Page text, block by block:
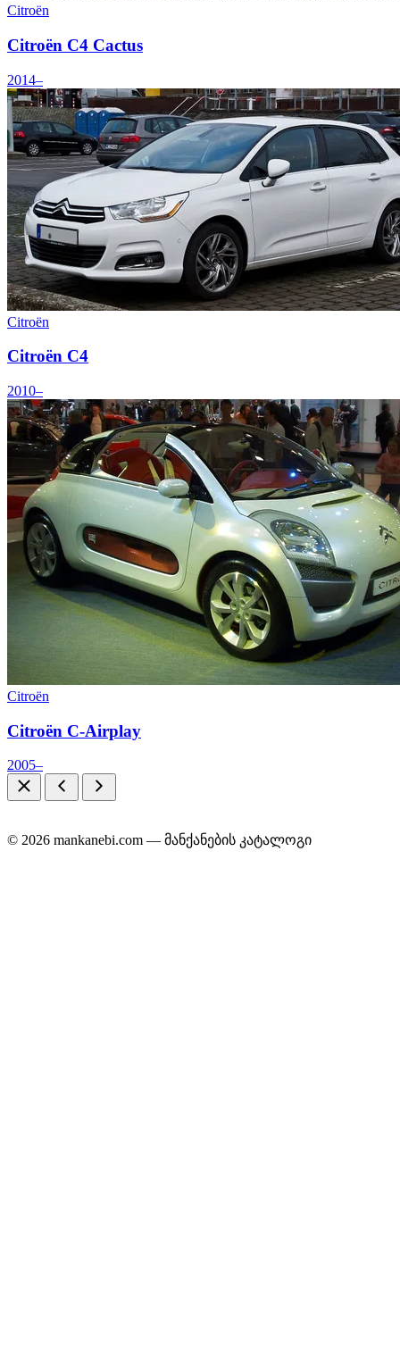
Citroën
Citroën C4 Cactus
2014–
Citroën
Citroën C4
2010–
Citroën
Citroën C-Airplay
2005–
© 2026 mankanebi.com — მანქანების კატალოგი